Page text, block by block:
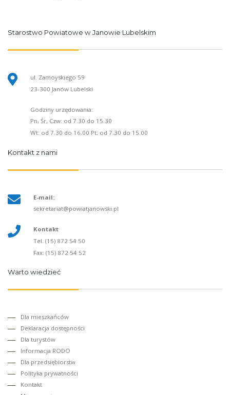
Starostwo Powiatowe w Janowie Lubelskim
ul. Zamoyskiego 59
23-300 Janów Lubelski
Godziny urzędowania:
Pn, Śr, Czw: od 7.30 do 15.30
Wt: od 7.30 do 16.00 Pt: od 7.30 do 15.00
Kontakt z nami
E-mail:
sekretariat@powiatjanowski.pl
Kontakt
Tel. (15) 872 54 50
Fax: (15) 872 54 52
Warto wiedzieć
Dla mieszkańców
Deklaracja dostępności
Dla turystów
Informacja RODO
Dla przedsiębiorstw
Polityka prywatności
Kontakt